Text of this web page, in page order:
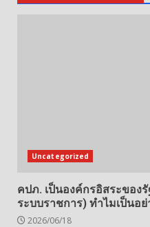
Uncategorized
คปภ. เป็นองค์กรอิสระของ
ระบบราชการ) ทำไมเป็นอย่
2026/06/18